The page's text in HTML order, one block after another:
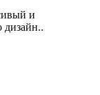
и
дизайн..